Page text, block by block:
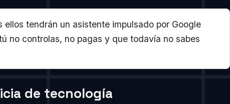
tendrán un asistente impulsado por Google
no controlas, no pagas y que todavía no sabes
de tecnología